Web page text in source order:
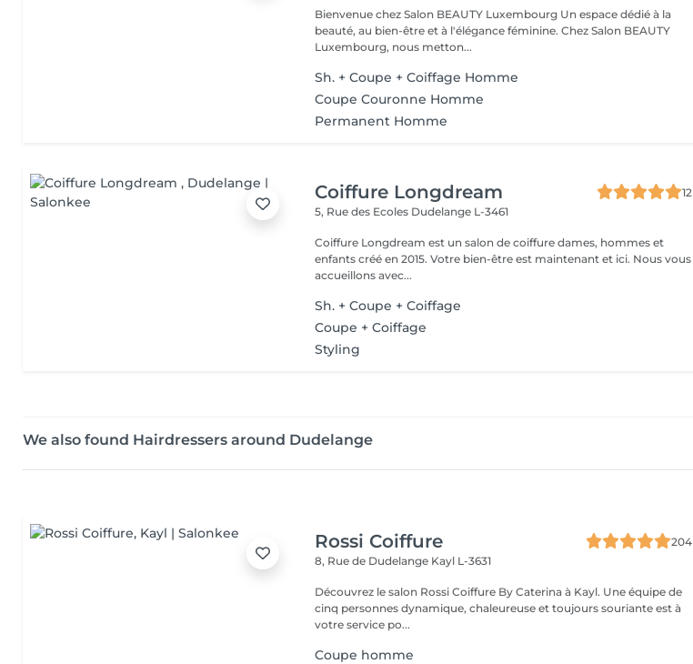
Bienvenue chez Salon BEAUTY Luxembourg Un espace dédié à la
beauté, au bien-être et à l'élégance féminine. Chez Salon BEAUTY
Luxembourg, nous metton...
Sh. + Coupe + Coiffage Homme
Coupe Couronne Homme
Permanent Homme
Coiffure Longdream
12
5, Rue des Ecoles Dudelange L-3461
Coiffure Longdream est un salon de coiffure dames, hommes et
enfants créé en 2015. Votre bien-être est maintenant et ici. Nous vous
accueillons avec...
Sh. + Coupe + Coiffage
Coupe + Coiffage
Styling
We also found Hairdressers around Dudelange
Rossi Coiffure
204
8, Rue de Dudelange Kayl L-3631
Découvrez le salon Rossi Coiffure By Caterina à Kayl. Une équipe de
cinq personnes dynamique, chaleureuse et toujours souriante est à
votre service po...
Coupe homme